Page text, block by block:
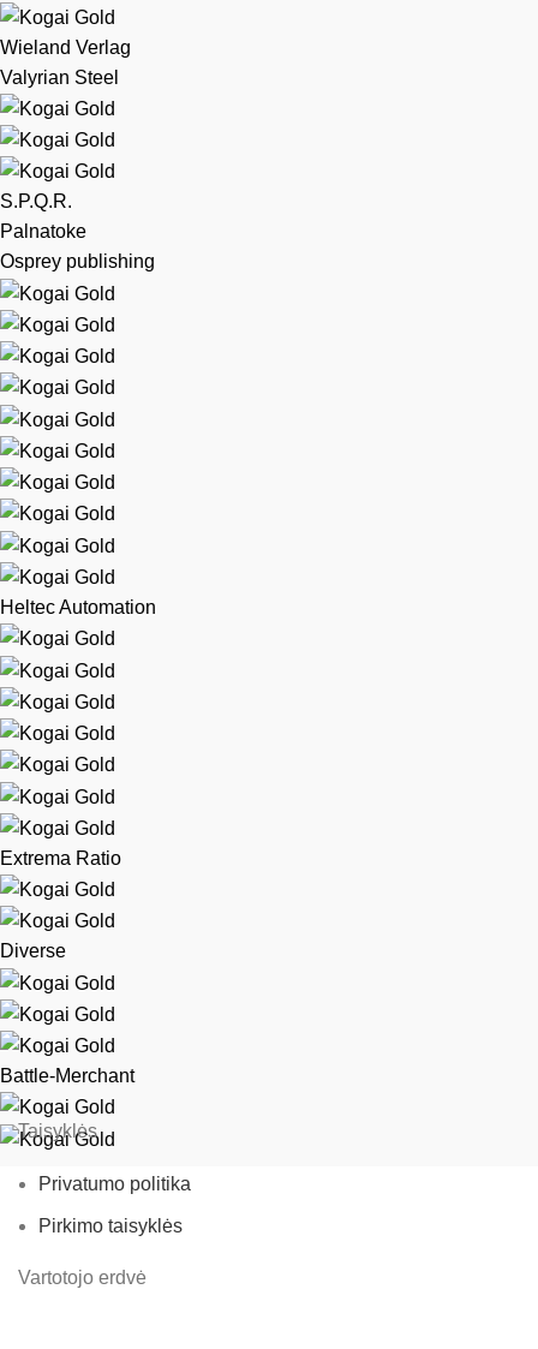
Wieland Verlag
Valyrian Steel
S.P.Q.R.
Palnatoke
Osprey publishing
Heltec Automation
Extrema Ratio
Diverse
Battle-Merchant
Taisyklės
Privatumo politika
Pirkimo taisyklės
Vartotojo erdvė